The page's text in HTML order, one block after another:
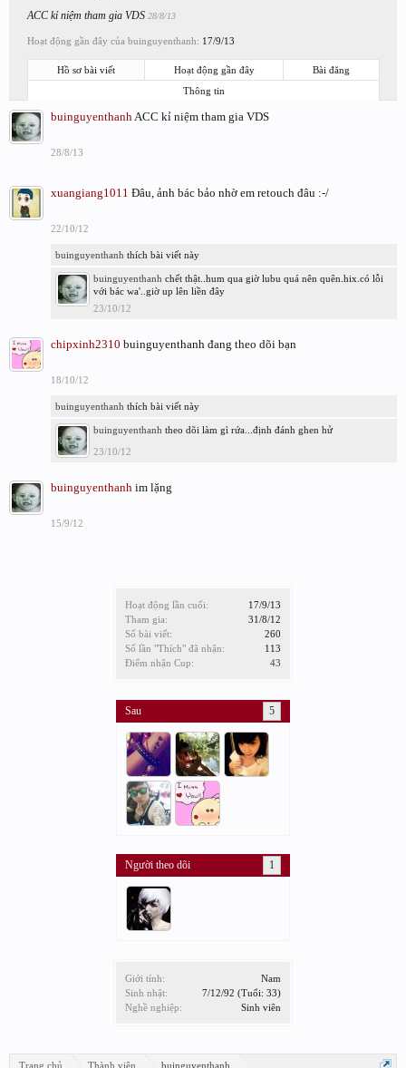
Hoạt động lần cuối:
17/9/13
Tham gia:
31/8/12
Số bài viết:
260
Số lần "Thích" đã nhận:
113
Điểm nhận Cup:
43
Sau 5
Người theo dõi 1
Giới tính:
Nam
Sinh nhật:
7/12/92 (Tuổi: 33)
Nghề nghiệp:
Sinh viên
ACC kỉ niệm tham gia VDS 28/8/13
Hoạt động gần đây của buinguyenthanh: 17/9/13
Hồ sơ bài viết Hoạt động gần đây
Bài đăng
Thông tin
buinguyenthanhACC kỉ niệm tham gia VDS
28/8/13
xuangiang1011 Đâu, ảnh bác bảo nhờ em retouch đâu :-/
22/10/12
buinguyenthanh thích bài viết này
buinguyenthanh chết thật..hum qua giờ lubu quá nên quên.hix.có lỗi
với bác wa'..giờ up lên liền đây
23/10/12
chipxinh2310 buinguyenthanh đang theo dõi bạn
18/10/12
buinguyenthanh thích bài viết này
buinguyenthanh theo dõi làm gì rứa...định đánh ghen hử
23/10/12
buinguyenthanh im lặng
15/9/12
Trang chủ Thành viên buinguyenthanh